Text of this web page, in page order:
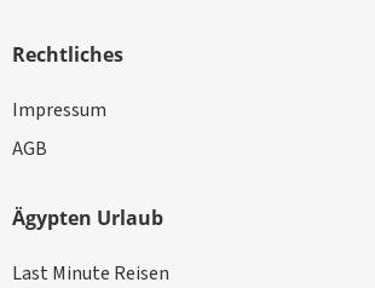
Rechtliches
Impressum
AGB
Ägypten Urlaub
Last Minute Reisen